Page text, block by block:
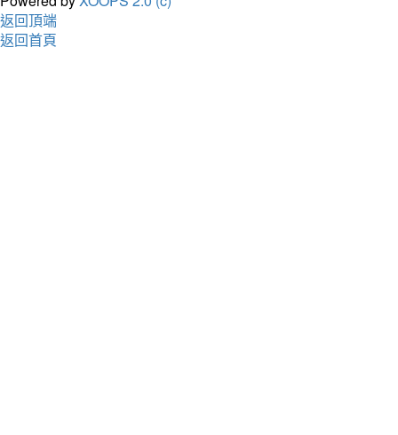
返回頂端
返回首頁